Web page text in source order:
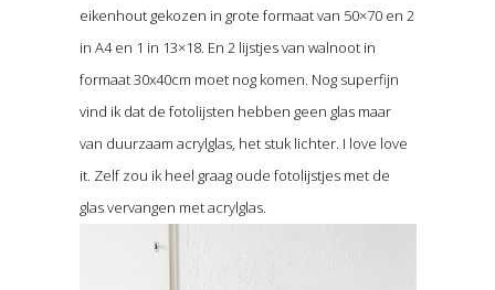
eikenhout gekozen in grote formaat van 50×70 en 2
in A4 en 1 in 13×18. En 2 lijstjes van walnoot in
formaat 30x40cm moet nog komen. Nog superfijn
vind ik dat de fotolijsten hebben geen glas maar
van duurzaam acrylglas, het stuk lichter. I love love
it. Zelf zou ik heel graag oude fotolijstjes met de
glas vervangen met acrylglas.